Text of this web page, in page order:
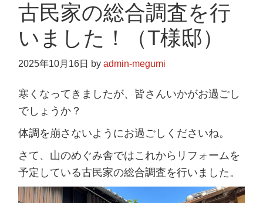
古民家の総合調査を行
いました！（T様邸）
2025年10月16日 byadmin-megumi
寒くなってきましたが、皆さんいかがお過ごし
でしょうか？
体調を崩さないようにお過ごしくださいね。
さて、山のめぐみ舎ではこれからリフォームを
予定している古民家の総合調査を行いました。